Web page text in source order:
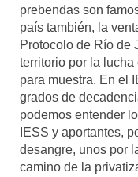
prebendas son
país también, la
Protocolo de Río de
territorio por la
para muestra. En el
grados de
podemos entender
IESS y aportantes,
desangre, unos por
camino de la